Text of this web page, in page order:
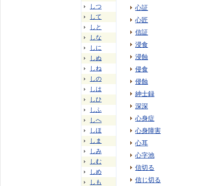
しつ
して
しと
しな
しに
しぬ
しね
しの
しは
しひ
しふ
しへ
しほ
しま
しみ
しむ
しめ
しも
心証
心匠
信証
浸食
浸蝕
侵食
侵蝕
紳士録
深深
心身症
心身障害
心耳
心字池
信切る
信じ切る